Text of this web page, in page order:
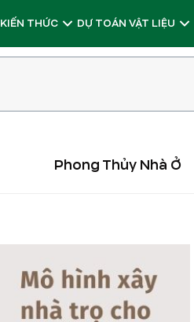
KIẾN THỨC DỰ TOÁN VẬT LIỆU
Phong Thủy Nhà Ở